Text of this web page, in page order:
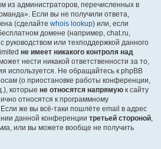
из администраторов, перечисленных в
Если вы не получили ответа,
(сделайте whois lookup) или, если
домене (например, chat.ru,
руководством или техподдержкой данного
не имеет никакого контроля над
нести никакой ответственности за то,
используется. Не обращайтесь к phpBB
(о приостановке работы конференции,
которые не относятся напрямую к сайту
относятся к программному
же вы всё-таки пошлёте email в адрес
данной конференции третьей стороной,
или вы можете вообще не получить